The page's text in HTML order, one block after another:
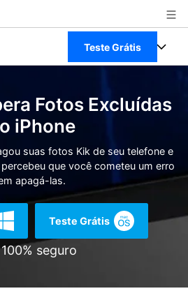
Teste Grátis
Fotos Excluídas
iPhone
suas fotos Kik de seu telefone e
que você cometeu um erro
apagá-las.
Teste Grátis
100% seguro